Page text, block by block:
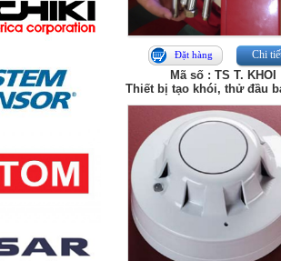
Đặt hàng Chi
Mã số : TS T. KHOI
Thiết bị tạo khói, thử đầu